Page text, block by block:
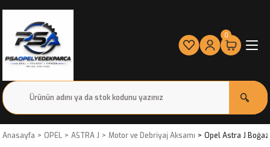
0
Anasayfa OPEL ASTRA J Motor ve Debriyaj Aksamı Opel Astra J